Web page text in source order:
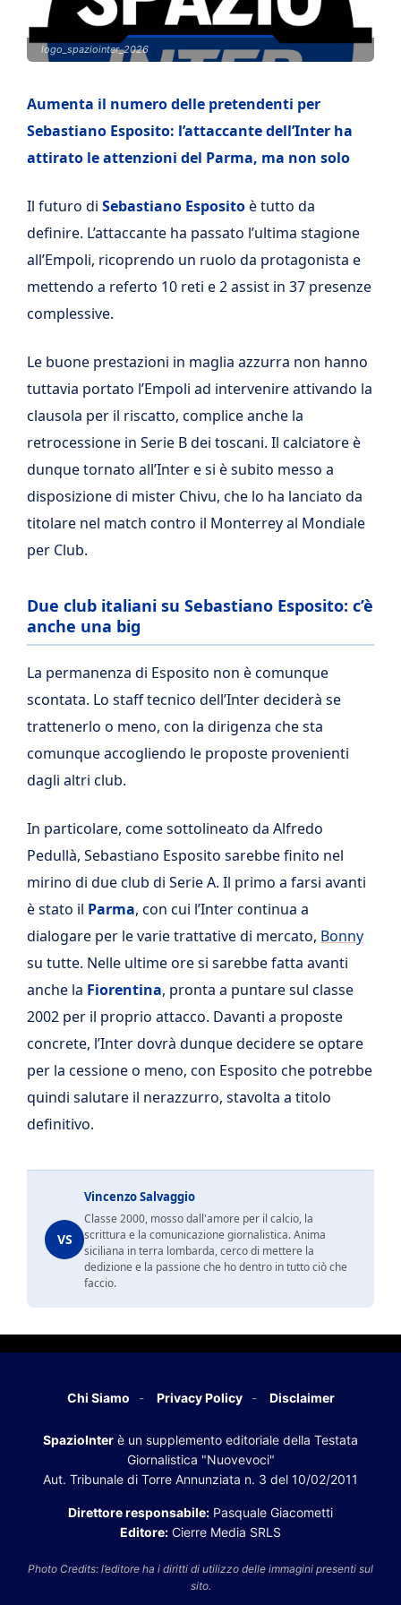
logo_spaziointer_2026
Aumenta il numero delle pretendenti per
Sebastiano Esposito: l’attaccante dell’Inter ha
attirato le attenzioni del Parma, ma non solo
Il futuro di Sebastiano Espositoè tutto da
definire. L’attaccante ha passato l’ultima stagione
all’Empoli, ricoprendo un ruolo da protagonista e
mettendo a referto 10 reti e 2 assist in 37 presenze
complessive.
Le buone prestazioni in maglia azzurra non hanno
tuttavia portato l’Empoli ad intervenire attivando la
clausola per il riscatto, complice anche la
retrocessione in Serie B dei toscani. Il calciatore è
dunque tornato all’Inter e si è subito messo a
disposizione di mister Chivu, che lo ha lanciato da
titolare nel match contro il Monterrey al Mondiale
per Club.
Due club italiani su Sebastiano Esposito: c’è
anche una big
La permanenza di Esposito non è comunque
scontata. Lo staff tecnico dell’Inter deciderà se
trattenerlo o meno, con la dirigenza che sta
comunque accogliendo le proposte provenienti
dagli altri club.
In particolare, come sottolineato da Alfredo
Pedullà, Sebastiano Esposito sarebbe finito nel
mirino di due club di Serie A. Il primo a farsi avanti
è stato il Parma, con cui l’Inter continua a
dialogare per le varie trattative di mercato, Bonny
su tutte. Nelle ultime ore si sarebbe fatta avanti
anche la Fiorentina, pronta a puntare sul classe
2002 per il proprio attacco. Davanti a proposte
concrete, l’Inter dovrà dunque decidere se optare
per la cessione o meno, con Esposito che potrebbe
quindi salutare il nerazzurro, stavolta a titolo
definitivo.
VS
Vincenzo Salvaggio
Classe 2000, mosso dall'amore per il calcio, la
scrittura e la comunicazione giornalistica. Anima
siciliana in terra lombarda, cerco di mettere la
dedizione e la passione che ho dentro in tutto ciò che
faccio.
Chi Siamo Privacy Policy Disclaimer
SpazioInter è un supplemento editoriale della Testata
Giornalistica "Nuovevoci"
Aut. Tribunale di Torre Annunziata n. 3 del 10/02/2011
Direttore responsabile: Pasquale Giacometti
Editore: Cierre Media SRLS
Photo Credits: l’editore ha i diritti di utilizzo delle immagini presenti sul
sito.